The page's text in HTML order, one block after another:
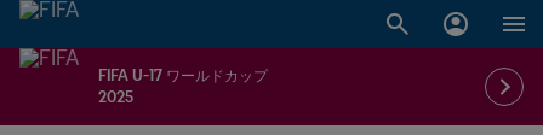
FIFA U-17 ワールドカップ
2025